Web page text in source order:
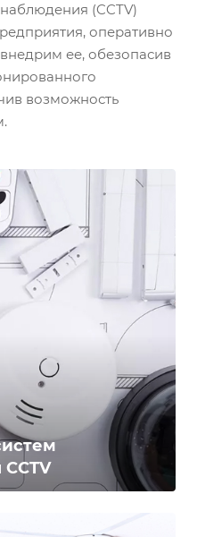
(CCTV)
оперативно
ее, обезопасив
возможность